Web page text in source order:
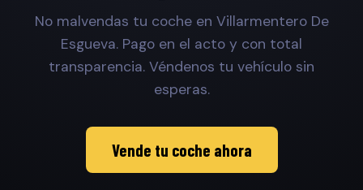
No malvendas tu coche en Villarmentero De
Esgueva. Pago en el acto y con total
transparencia. Véndenos tu vehículo sin
esperas.
Vende tu coche ahora